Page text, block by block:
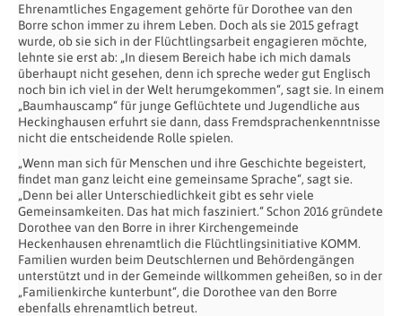
Ehrenamtliches Engagement gehörte für Dorothee van den
Borre schon immer zu ihrem Leben. Doch als sie 2015 gefragt
wurde, ob sie sich in der Flüchtlingsarbeit engagieren möchte,
lehnte sie erst ab: „In diesem Bereich habe ich mich damals
überhaupt nicht gesehen, denn ich spreche weder gut Englisch
noch bin ich viel in der Welt herumgekommen“, sagt sie. In einem
„Baumhauscamp“ für junge Geflüchtete und Jugendliche aus
Heckinghausen erfuhrt sie dann, dass Fremdsprachenkenntnisse
nicht die entscheidende Rolle spielen.
„Wenn man sich für Menschen und ihre Geschichte begeistert,
findet man ganz leicht eine gemeinsame Sprache“, sagt sie.
„Denn bei aller Unterschiedlichkeit gibt es sehr viele
Gemeinsamkeiten. Das hat mich fasziniert.“ Schon 2016 gründete
Dorothee van den Borre in ihrer Kirchengemeinde
Heckenhausen ehrenamtlich die Flüchtlingsinitiative KOMM.
Familien wurden beim Deutschlernen und Behördengängen
unterstützt und in der Gemeinde willkommen geheißen, so in der
„Familienkirche kunterbunt“, die Dorothee van den Borre
ebenfalls ehrenamtlich betreut.